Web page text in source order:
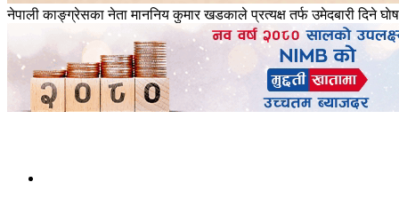
नेपाली काङ्ग्रेसका नेता माननिय कुमार खडकाले प्रत्यक्ष तर्फ उमेदबारी दिने